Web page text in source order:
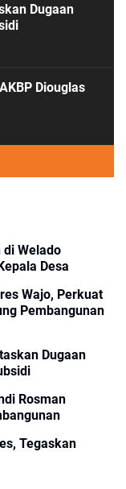
Dugaan
Diouglas
di Welado
Desa
Wajo, Perkuat
Pembangunan
Dugaan
Rosman
Tegaskan